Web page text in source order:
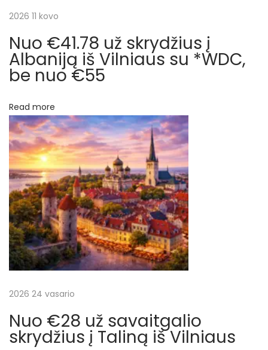
a
t
a
r
p
į
r
a
š
ų
r
k
ą
i
a
t
g
a
l
i
š
V
i
l
n
i
u
s
2026 11 kovo
Nuo €41.78 už skrydžius į
Albaniją iš Vilniaus su *WDC,
be nuo €55
Read more
2026 24 vasario
Nuo €28 už savaitgalio
skrydžius į Taliną iš Vilniaus